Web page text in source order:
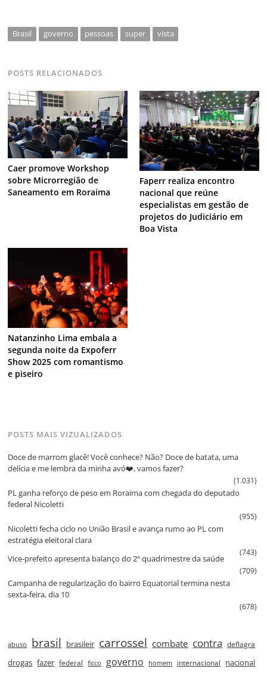
Brasil governo pessoas super vista
POSTS RELACIONADOS
Caer promove Workshop
sobre Microrregião de
Saneamento em Roraima
Faperr realiza encontro
nacional que reúne
especialistas em gestão de
projetos do Judiciário em
Boa Vista
Natanzinho Lima embala a
segunda noite da Expoferr
Show 2025 com romantismo
e piseiro
POSTS MAIS VIZUALIZADOS
Doce de marrom glacê! Você conhece? Não? Doce de batata, uma
delícia e me lembra da minha avó❤️, vamos fazer?
(1.031)
PL ganha reforço de peso em Roraima com chegada do deputado
federal Nicoletti
(955)
Nicoletti fecha ciclo no União Brasil e avança rumo ao PL com
estratégia eleitoral clara
(743)
Vice‑prefeito apresenta balanço do 2º quadrimestre da saúde
(709)
Campanha de regularização do bairro Equatorial termina nesta
sexta‑feira, dia 10
(678)
abuso brasil brasileir carrossel combate contra deflagra
drogas fazer federal ficco governo homem internacional nacional